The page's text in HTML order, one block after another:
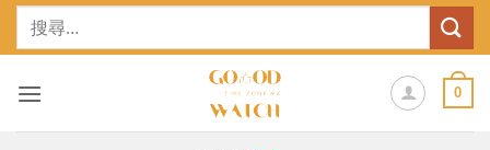
Skip
鍵
0